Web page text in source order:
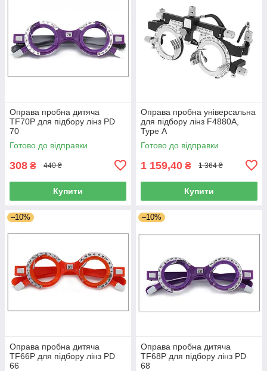
Оправа пробна дитяча
TF70P для підбору лінз PD
70
Готово до відправки
308 ₴ 440 ₴
Купити
Оправа пробна універсальна
для підбору лінз F4880A,
Type А
Готово до відправки
1 159,40 ₴ 1 364 ₴
Купити
–10%
Оправа пробна дитяча
TF66P для підбору лінз PD
66
–10%
Оправа пробна дитяча
TF68P для підбору лінз PD
68